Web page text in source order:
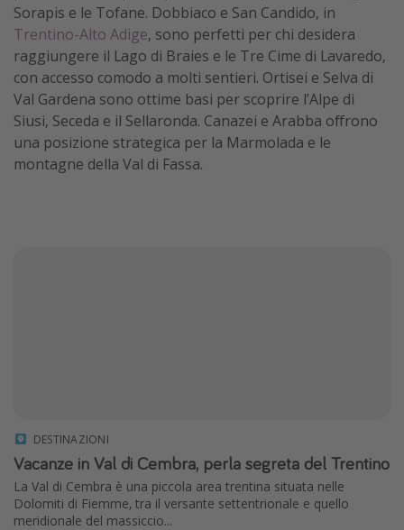
Sorapis e le Tofane. Dobbiaco e San Candido, in
Trentino-Alto Adige, sono perfetti per chi desidera
raggiungere il Lago di Braies e le Tre Cime di Lavaredo,
con accesso comodo a molti sentieri. Ortisei e Selva di
Val Gardena sono ottime basi per scoprire l’Alpe di
Siusi, Seceda e il Sellaronda. Canazei e Arabba offrono
una posizione strategica per la Marmolada e le
montagne della Val di Fassa.
DESTINAZIONI
Vacanze in Val di Cembra, perla segreta del Trentino
La Val di Cembra è una piccola area trentina situata nelle
Dolomiti di Fiemme, tra il versante settentrionale e quello
meridionale del massiccio...